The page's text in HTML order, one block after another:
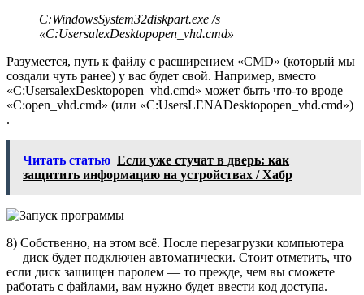
C:WindowsSystem32diskpart.exe /s
«C:UsersalexDesktopopen_vhd.cmd»
Разумеется, путь к файлу с расширением «CMD» (который мы
создали чуть ранее) у вас будет свой. Например, вместо
«C:UsersalexDesktopopen_vhd.cmd» может быть что-то вроде
«C:open_vhd.cmd» (или «C:UsersLENADesktopopen_vhd.cmd»)
.
Читать статью Если уже стучат в дверь: как
защитить информацию на устройствах / Хабр
8) Собственно, на этом всё. После перезагрузки компьютера
— диск будет подключен автоматически. Стоит отметить, что
если диск защищен паролем — то прежде, чем вы сможете
работать с файлами, вам нужно будет ввести код доступа.